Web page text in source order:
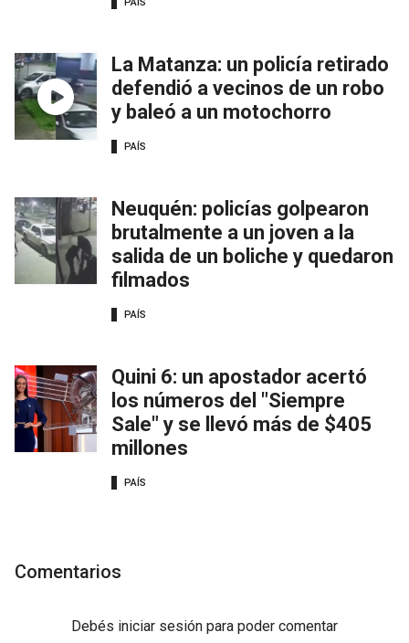
La Matanza: un policía retirado
defendió a vecinos de un robo
y baleó a un motochorro
PAÍS
Neuquén: policías golpearon
brutalmente a un joven a la
salida de un boliche y quedaron
filmados
PAÍS
Quini 6: un apostador acertó
los números del "Siempre
Sale" y se llevó más de $405
millones
PAÍS
Comentarios
Debés iniciar sesión para poder comentar